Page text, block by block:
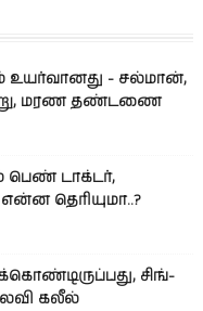
- சல்மான்,
மரண தண்டணை
பெண் டாக்டர்,
தெரியுமா..?
சிங்­
கலீல்